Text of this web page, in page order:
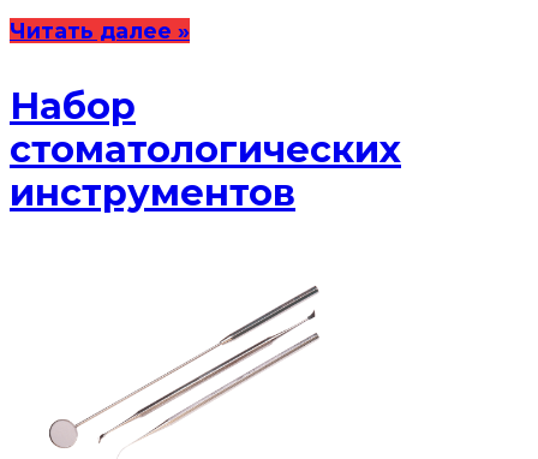
Читать далее »
Набор
стоматологических
инструментов